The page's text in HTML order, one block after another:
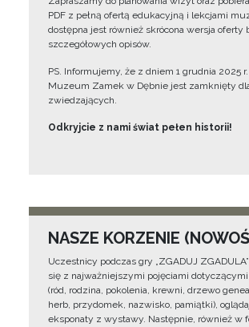
PDF z pełną ofertą edukacyjną i lekcjami
dostępna jest również skrócona wersja oferty
szczegółowych opisów.
PS. Informujemy, że z dniem 1 grudnia 2025 r.
Muzeum Zamek w Dębnie jest zamknięty
zwiedzających.
Odkryjcie z nami świat pełen historii!
NASZE KORZENIE
Uczestnicy podczas gry „ZGADUJ
się z najważniejszymi pojęciami
(ród, rodzina, pokolenia, krewni, drzewo
herb, przydomek, nazwisko, pamiątki),
eksponaty z wystawy. Następnie, również w